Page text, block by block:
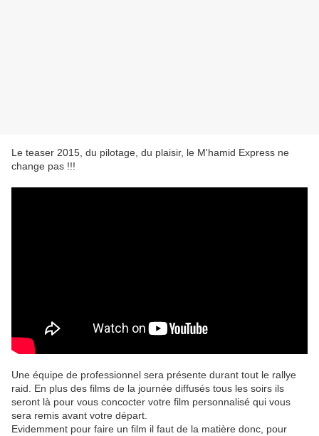
Le teaser 2015, du pilotage, du plaisir, le M'hamid Express ne
change pas !!!
Une équipe de professionnel sera présente durant tout le rallye
raid. En plus des films de la journée diffusés tous les soirs ils
seront là pour vous concocter votre film personnalisé qui vous
sera remis avant votre départ.
Evidemment pour faire un film il faut de la matière donc, pour